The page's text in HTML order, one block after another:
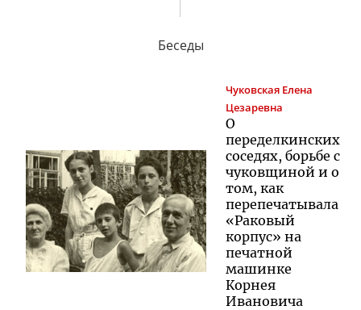
Беседы
Чуковская Елена
Цезаревна
О
переделкинских
соседях, борьбе с
чуковщиной и о
том, как
перепечатывала
«Раковый
корпус» на
печатной
машинке
Корнея
Ивановича